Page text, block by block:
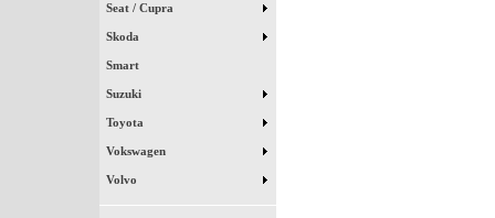
Seat / Cupra
Skoda
Smart
Suzuki
Toyota
Vokswagen
Volvo